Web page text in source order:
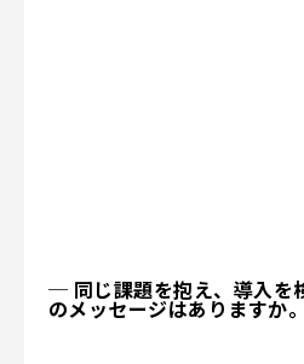
─ 同じ課題を抱え、導入を
のメッセージはありますか。